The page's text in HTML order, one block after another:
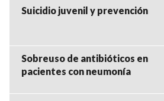
Suicidio juvenil y prevención
Sobreuso de antibióticos en
pacientes con neumonía